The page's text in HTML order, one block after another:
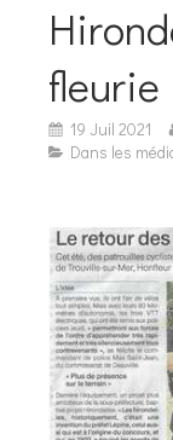
fleurie
19 Juil 2021
Dans les